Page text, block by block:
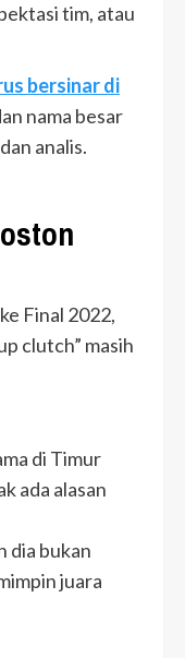
tim, atau
bersinar di
nama besar
analis.
Final 2022,
clutch” masih
di Timur
ada alasan
dia bukan
juara